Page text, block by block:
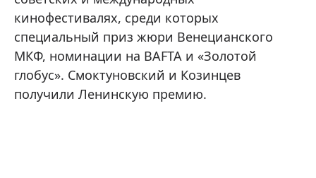
кинофестивалях, среди которых
специальный приз жюри Венецианского
МКФ, номинации на BAFTA и «Золотой
глобус». Смоктуновский и Козинцев
получили Ленинскую премию.